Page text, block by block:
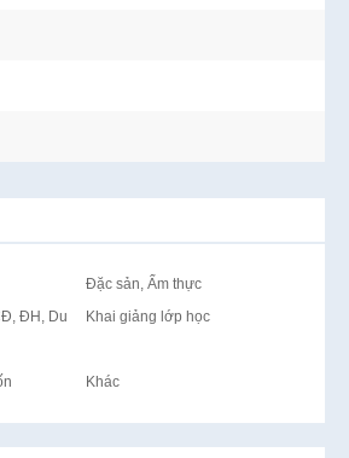
Đặc sản, Ẩm thực
ĐH, Du
Khai giảng lớp học
Khác